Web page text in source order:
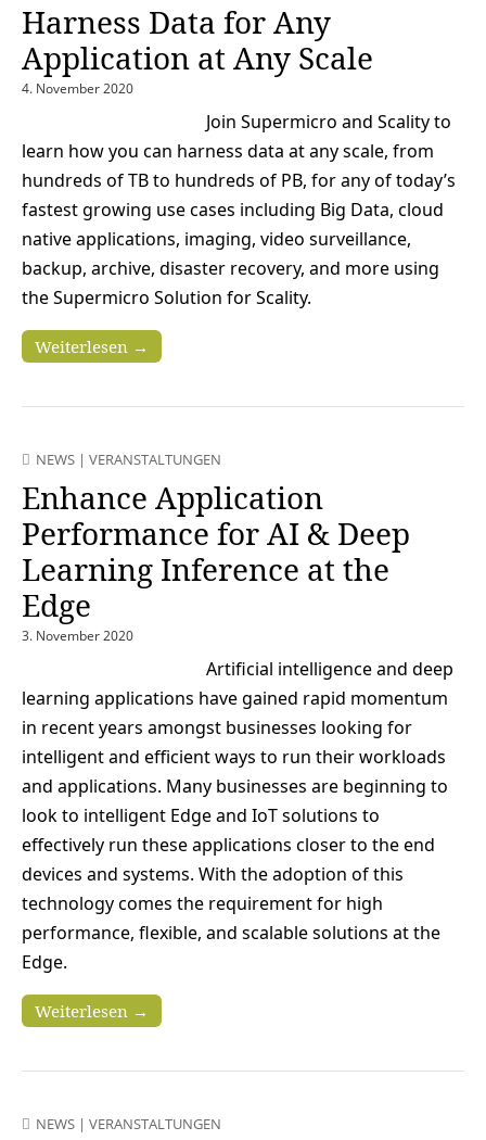
Harness Data for Any
Application at Any Scale
4. November 2020
Join Supermicro and Scality to
learn how you can harness data at any scale, from
hundreds of TB to hundreds of PB, for any of today’s
fastest growing use cases including Big Data, cloud
native applications, imaging, video surveillance,
backup, archive, disaster recovery, and more using
the Supermicro Solution for Scality.
Weiterlesen →
NEWS | VERANSTALTUNGEN
Enhance Application
Performance for AI & Deep
Learning Inference at the
Edge
3. November 2020
Artificial intelligence and deep
learning applications have gained rapid momentum
in recent years amongst businesses looking for
intelligent and efficient ways to run their workloads
and applications. Many businesses are beginning to
look to intelligent Edge and IoT solutions to
effectively run these applications closer to the end
devices and systems. With the adoption of this
technology comes the requirement for high
performance, flexible, and scalable solutions at the
Edge.
Weiterlesen →
NEWS | VERANSTALTUNGEN